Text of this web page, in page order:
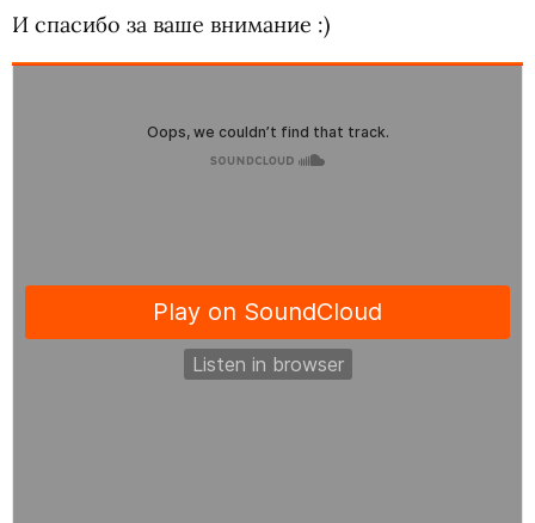
И спасибо за ваше внимание :)